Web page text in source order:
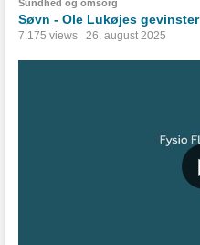
Sundhed og omsorg
Søvn - Ole Lukøjes gevinster
7.175 views 26. august 2025